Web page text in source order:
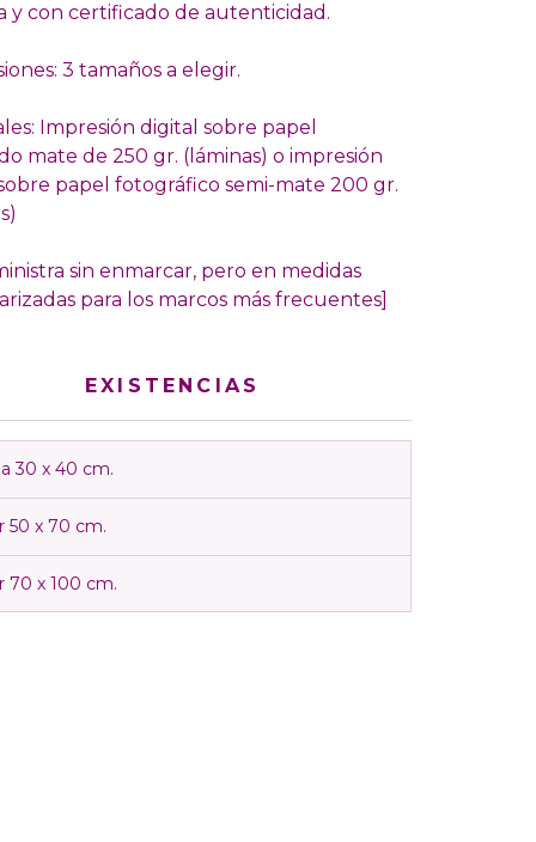
y con certificado de autenticidad.
3 tamaños a elegir.
Impresión digital sobre papel
mate de 250 gr. (láminas) o impresión
papel fotográfico semi-mate 200 gr.
sin enmarcar, pero en medidas
para los marcos más frecuentes]
EXISTENCIAS
30 x 40 cm.
50 x 70 cm.
70 x 100 cm.